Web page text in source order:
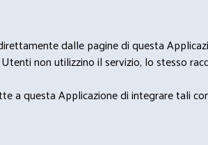
dalle pagine di questa
non utilizzino il servizio, lo stesso
a questa Applicazione di integrare tali